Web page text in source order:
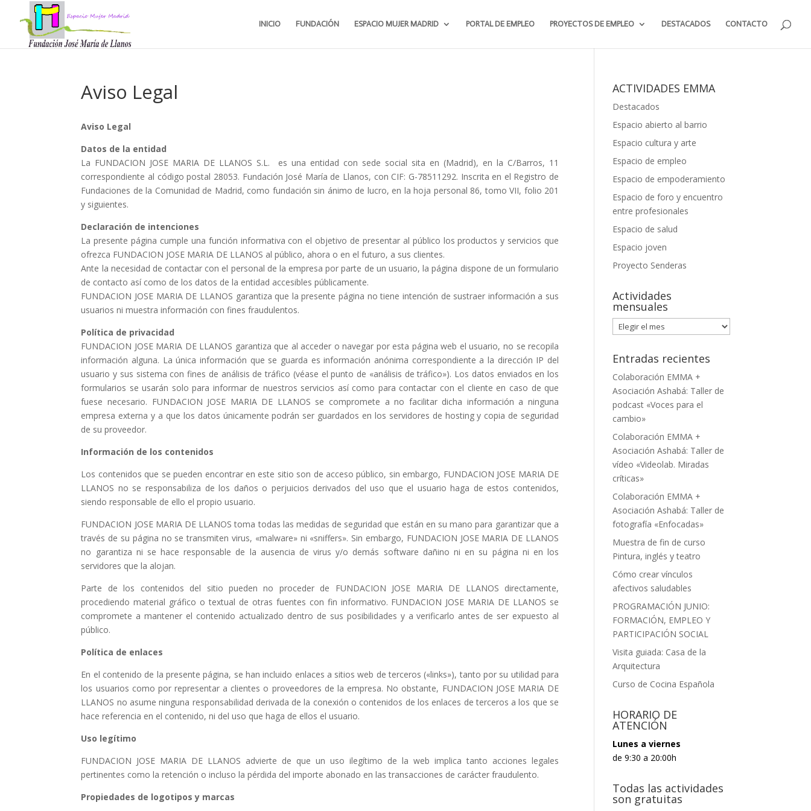
INICIO FUNDACIÓN ESPACIO MUJER MADRID PORTAL DE EMPLEO PROYECTOS DE EMPLEO DESTACADOS CONTACTO
Aviso Legal
Aviso Legal
Datos de la entidad
La FUNDACION JOSE MARIA DE LLANOS S.L. es una entidad con sede social sita en (Madrid), en la C/Barros, 11
correspondiente al código postal 28053. Fundación José María de Llanos, con CIF: G-78511292. Inscrita en el Registro de
Fundaciones de la Comunidad de Madrid, como fundación sin ánimo de lucro, en la hoja personal 86, tomo VII, folio 201
y siguientes.
Declaración de intenciones
La presente página cumple una función informativa con el objetivo de presentar al público los productos y servicios que
ofrezca FUNDACION JOSE MARIA DE LLANOS al público, ahora o en el futuro, a sus clientes.
Ante la necesidad de contactar con el personal de la empresa por parte de un usuario, la página dispone de un formulario
de contacto así como de los datos de la entidad accesibles públicamente.
FUNDACION JOSE MARIA DE LLANOS garantiza que la presente página no tiene intención de sustraer información a sus
usuarios ni muestra información con fines fraudulentos.
Política de privacidad
FUNDACION JOSE MARIA DE LLANOS garantiza que al acceder o navegar por esta página web el usuario, no se recopila
información alguna. La única información que se guarda es información anónima correspondiente a la dirección IP del
usuario y sus sistema con fines de análisis de tráfico (véase el punto de «análisis de tráfico»). Los datos enviados en los
formularios se usarán solo para informar de nuestros servicios así como para contactar con el cliente en caso de que
fuese necesario. FUNDACION JOSE MARIA DE LLANOS se compromete a no facilitar dicha información a ninguna
empresa externa y a que los datos únicamente podrán ser guardados en los servidores de hosting y copia de seguridad
de su proveedor.
Información de los contenidos
Los contenidos que se pueden encontrar en este sitio son de acceso público, sin embargo, FUNDACION JOSE MARIA DE
LLANOS no se responsabiliza de los daños o perjuicios derivados del uso que el usuario haga de estos contenidos,
siendo responsable de ello el propio usuario.
FUNDACION JOSE MARIA DE LLANOS toma todas las medidas de seguridad que están en su mano para garantizar que a
través de su página no se transmiten virus, «malware» ni «sniffers». Sin embargo, FUNDACION JOSE MARIA DE LLANOS
no garantiza ni se hace responsable de la ausencia de virus y/o demás software dañino ni en su página ni en los
servidores que la alojan.
Parte de los contenidos del sitio pueden no proceder de FUNDACION JOSE MARIA DE LLANOS directamente,
procediendo material gráfico o textual de otras fuentes con fin informativo. FUNDACION JOSE MARIA DE LLANOS se
compromete a mantener el contenido actualizado dentro de sus posibilidades y a verificarlo antes de ser expuesto al
público.
Política de enlaces
En el contenido de la presente página, se han incluido enlaces a sitios web de terceros («links»), tanto por su utilidad para
los usuarios como por representar a clientes o proveedores de la empresa. No obstante, FUNDACION JOSE MARIA DE
LLANOS no asume ninguna responsabilidad derivada de la conexión o contenidos de los enlaces de terceros a los que se
hace referencia en el contenido, ni del uso que haga de ellos el usuario.
Uso legítimo
FUNDACION JOSE MARIA DE LLANOS advierte de que un uso ilegítimo de la web implica tanto acciones legales
pertinentes como la retención o incluso la pérdida del importe abonado en las transacciones de carácter fraudulento.
Propiedades de logotipos y marcas
ACTIVIDADES EMMA
Destacados
Espacio abierto al barrio
Espacio cultura y arte
Espacio de empleo
Espacio de empoderamiento
Espacio de foro y encuentro
entre profesionales
Espacio de salud
Espacio joven
Proyecto Senderas
Actividades
mensuales
Actividades
mensuales
Entradas recientes
Colaboración EMMA +
Asociación Ashabá: Taller de
podcast «Voces para el
cambio»
Colaboración EMMA +
Asociación Ashabá: Taller de
vídeo «Videolab. Miradas
críticas»
Colaboración EMMA +
Asociación Ashabá: Taller de
fotografía «Enfocadas»
Muestra de fin de curso
Pintura, inglés y teatro
Cómo crear vínculos
afectivos saludables
PROGRAMACIÓN JUNIO:
FORMACIÓN, EMPLEO Y
PARTICIPACIÓN SOCIAL
Visita guiada: Casa de la
Arquitectura
Curso de Cocina Española
HORARIO DE
ATENCIÓN
Lunes a viernes
de 9:30 a 20:00h
Todas las actividades
son gratuitas